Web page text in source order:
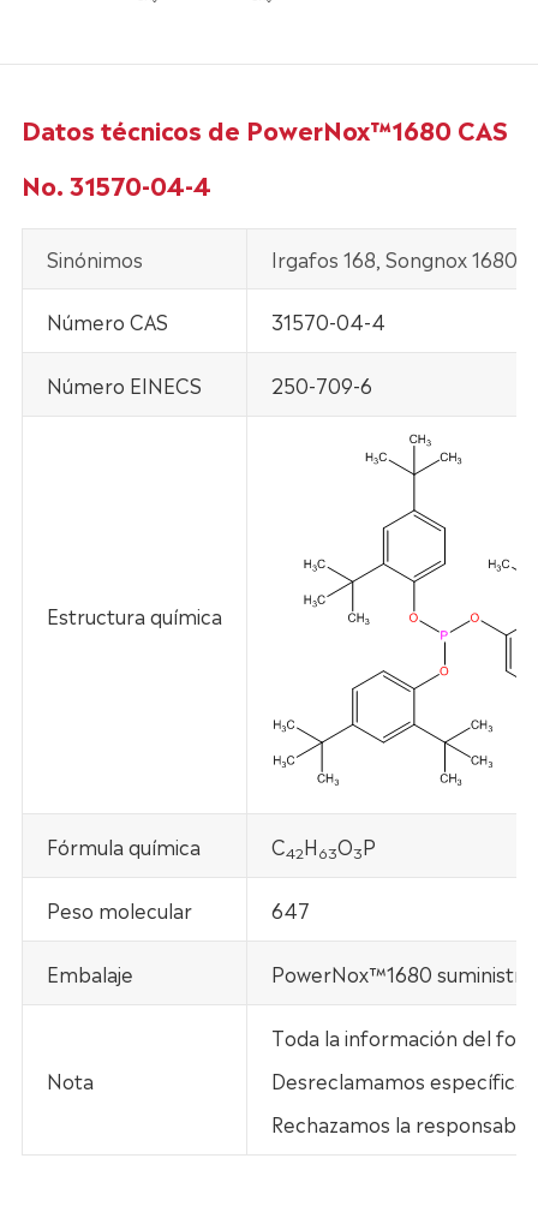
Datos técnicos de PowerNox™1680 CAS
No. 31570-04-4
Sinónimos Irgafos 168, Songnox 1680,
Número CAS 31570-04-4
Número EINECS 250-709-6
Estructura química
Fórmula química C42H63O3P
Peso molecular 647
Embalaje PowerNox™1680
Nota
Toda la información del
Desreclamamos
Rechazamos la